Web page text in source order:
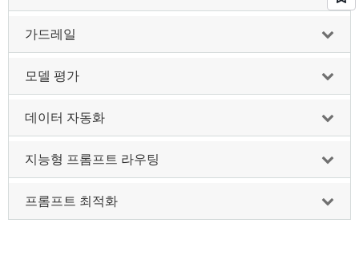
가드레일
모델 평가
데이터 자동화
지능형 프롬프트 라우팅
프롬프트 최적화